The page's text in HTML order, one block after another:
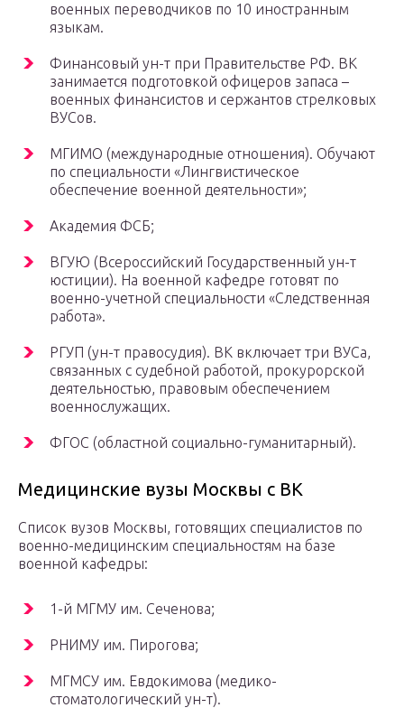
военных переводчиков по 10 иностранным
языкам.
Финансовый ун-т при Правительстве РФ. ВК
занимается подготовкой офицеров запаса –
военных финансистов и сержантов стрелковых
ВУСов.
МГИМО (международные отношения). Обучают
по специальности «Лингвистическое
обеспечение военной деятельности»;
Академия ФСБ;
ВГУЮ (Всероссийский Государственный ун-т
юстиции). На военной кафедре готовят по
военно-учетной специальности «Следственная
работа».
РГУП (ун-т правосудия). ВК включает три ВУСа,
связанных с судебной работой, прокурорской
деятельностью, правовым обеспечением
военнослужащих.
ФГОС (областной социально-гуманитарный).
Медицинские вузы Москвы с ВК
Список вузов Москвы, готовящих специалистов по
военно-медицинским специальностям на базе
военной кафедры:
1-й МГМУ им. Сеченова;
РНИМУ им. Пирогова;
МГМСУ им. Евдокимова (медико-
стоматологический ун-т).